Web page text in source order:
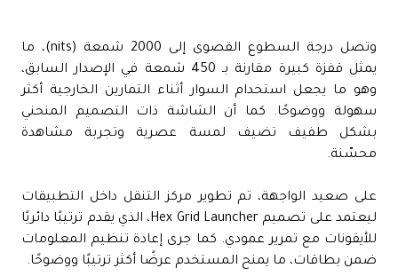
وتصل درجة السطوع القصوى إلى 2000 شمعة (nits)، ما
يمثل قفزة كبيرة مقارنة بـ 450 شمعة في الإصدار السابق،
وهو ما يجعل استخدام السوار أثناء التمارين الخارجية أكثر
سهولة ووضوحًا. كما أن الشاشة ذات التصميم المنحني
بشكل طفيف تضيف لمسة عصرية وتجربة مشاهدة
محسّنة.
على صعيد الواجهة، تم تطوير مركز التنقل داخل التطبيقات
ليعتمد على تصميم Hex Grid Launcher، الذي يقدم ترتيبًا دائريًا
للأيقونات مع تمرير عمودي. كما جرى إعادة تنظيم المعلومات
ضمن بطاقات، ما يمنح المستخدم عرضًا أكثر ترتيبًا ووضوحًا.